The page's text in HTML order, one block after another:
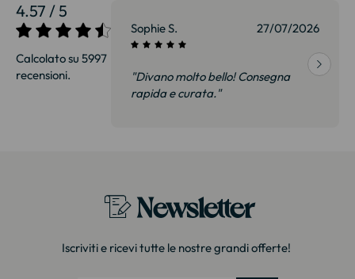
4.57 / 5
Calcolato su 5997
recensioni.
27/07/2026 Sophie S. 27/07/2026
"Divano molto bello! Consegna
rapida e curata."
Newsletter
Iscriviti e ricevi tutte le nostre grandi offerte!